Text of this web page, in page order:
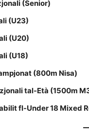
(Senior)
(U23)
(U20)
(U18)
(800m Nisa)
tal-Età (1500m
fl-Under 18 Mixed